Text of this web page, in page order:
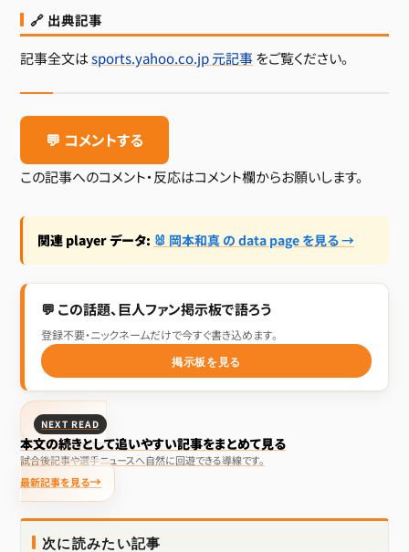
🔗 出典記事
記事全文はsports.yahoo.co.jp 元記事をご覧ください。
💬 コメントする
この記事へのコメント・反応はコメント欄からお願いします。
関連 player データ: 🐰 岡本和真 の data page を見る →
💬 この話題、巨人ファン掲示板で語ろう
登録不要・ニックネームだけで今すぐ書き込めます。
掲示板を見る
NEXT READ
本文の続きとして追いやすい記事をまとめて見る
試合後記事や選手ニュースへ自然に回遊できる導線です。
最新記事を見る
次に読みたい記事